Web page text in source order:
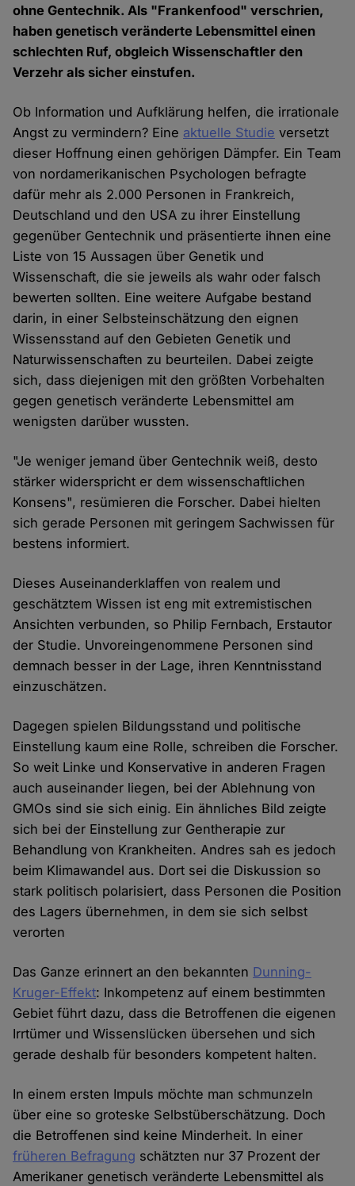
ohne Gentechnik. Als "Frankenfood" verschrien,
haben genetisch veränderte Lebensmittel einen
schlechten Ruf, obgleich Wissenschaftler den
Verzehr als sicher einstufen.
Ob Information und Aufklärung helfen, die irrationale
Angst zu vermindern? Eine aktuelle Studie versetzt
dieser Hoffnung einen gehörigen Dämpfer. Ein Team
von nordamerikanischen Psychologen befragte
dafür mehr als 2.000 Personen in Frankreich,
Deutschland und den USA zu ihrer Einstellung
gegenüber Gentechnik und präsentierte ihnen eine
Liste von 15 Aussagen über Genetik und
Wissenschaft, die sie jeweils als wahr oder falsch
bewerten sollten. Eine weitere Aufgabe bestand
darin, in einer Selbsteinschätzung den eignen
Wissensstand auf den Gebieten Genetik und
Naturwissenschaften zu beurteilen. Dabei zeigte
sich, dass diejenigen mit den größten Vorbehalten
gegen genetisch veränderte Lebensmittel am
wenigsten darüber wussten.
"Je weniger jemand über Gentechnik weiß, desto
stärker widerspricht er dem wissenschaftlichen
Konsens", resümieren die Forscher. Dabei hielten
sich gerade Personen mit geringem Sachwissen für
bestens informiert.
Dieses Auseinanderklaffen von realem und
geschätztem Wissen ist eng mit extremistischen
Ansichten verbunden, so Philip Fernbach, Erstautor
der Studie. Unvoreingenommene Personen sind
demnach besser in der Lage, ihren Kenntnisstand
einzuschätzen.
Dagegen spielen Bildungsstand und politische
Einstellung kaum eine Rolle, schreiben die Forscher.
So weit Linke und Konservative in anderen Fragen
auch auseinander liegen, bei der Ablehnung von
GMOs sind sie sich einig. Ein ähnliches Bild zeigte
sich bei der Einstellung zur Gentherapie zur
Behandlung von Krankheiten. Andres sah es jedoch
beim Klimawandel aus. Dort sei die Diskussion so
stark politisch polarisiert, dass Personen die Position
des Lagers übernehmen, in dem sie sich selbst
verorten
Das Ganze erinnert an den bekannten Dunning-
Kruger-Effekt: Inkompetenz auf einem bestimmten
Gebiet führt dazu, dass die Betroffenen die eigenen
Irrtümer und Wissenslücken übersehen und sich
gerade deshalb für besonders kompetent halten.
In einem ersten Impuls möchte man schmunzeln
über eine so groteske Selbstüberschätzung. Doch
die Betroffenen sind keine Minderheit. In einer
früheren Befragung schätzten nur 37 Prozent der
Amerikaner genetisch veränderte Lebensmittel als